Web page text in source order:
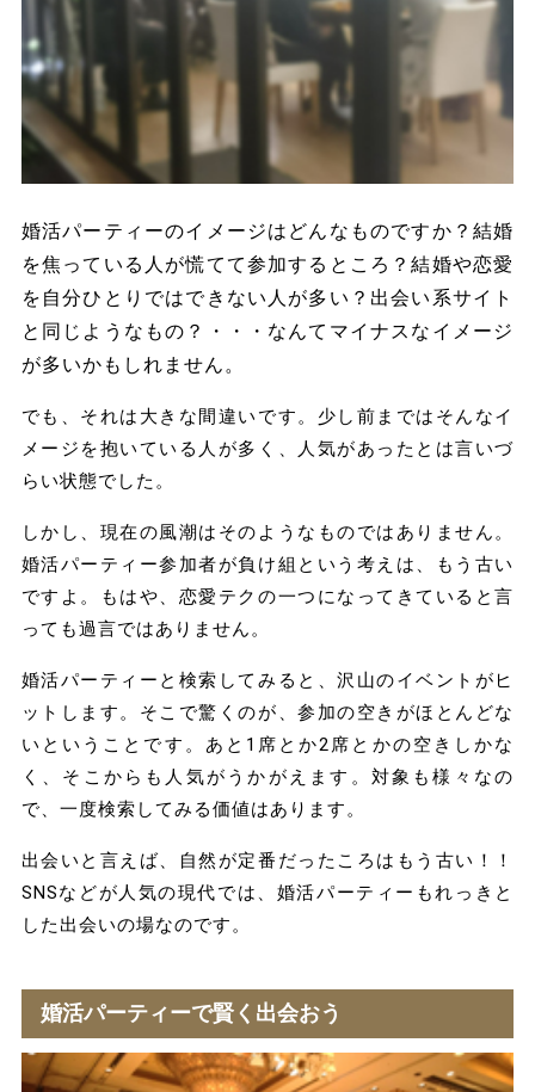
婚活パーティーのイメージはどんなものですか？結婚
を焦っている人が慌てて参加するところ？結婚や恋愛
を自分ひとりではできない人が多い？出会い系サイト
と同じようなもの？・・・なんてマイナスなイメージ
が多いかもしれません。
でも、それは大きな間違いです。少し前まではそんなイ
メージを抱いている人が多く、人気があったとは言いづ
らい状態でした。
しかし、現在の風潮はそのようなものではありません。
婚活パーティー参加者が負け組という考えは、もう古い
ですよ。もはや、恋愛テクの一つになってきていると言
っても過言ではありません。
婚活パーティーと検索してみると、沢山のイベントがヒ
ットします。そこで驚くのが、参加の空きがほとんどな
いということです。あと1席とか2席とかの空きしかな
く、そこからも人気がうかがえます。対象も様々なの
で、一度検索してみる価値はあります。
出会いと言えば、自然が定番だったころはもう古い！！
SNSなどが人気の現代では、婚活パーティーもれっきと
した出会いの場なのです。
婚活パーティーで賢く出会おう